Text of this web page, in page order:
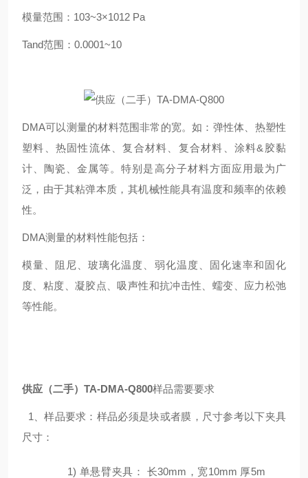
模量范围：103~3×1012 Pa
Tand范围：0.0001~10
DMA可以测量的材料范围非常的宽。如：弹性体、热塑性
塑料、热固性流体、复合材料、复合材料、涂料&胶黏
计、陶瓷、金属等。特别是高分子材料方面应用最为广
泛，由于其粘弹本质，其机械性能具有温度和频率的依赖
性。
DMA测量的材料性能包括：
模量、阻尼、玻璃化温度、弱化温度、固化速率和固化
度、粘度、凝胶点、吸声性和抗冲击性、蠕变、应力松弛
等性能。
供应（二手）TA-DMA-Q800样品需要要求
1、样品要求：样品必须是块或者膜，尺寸参考以下夹具
尺寸：
1) 单悬臂夹具： 长30mm，宽10mm 厚5m